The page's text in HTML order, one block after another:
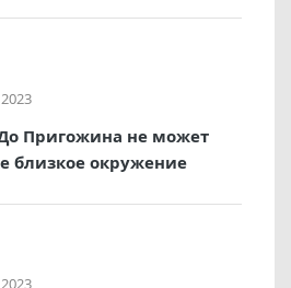
Пригожина не может
близкое окружение